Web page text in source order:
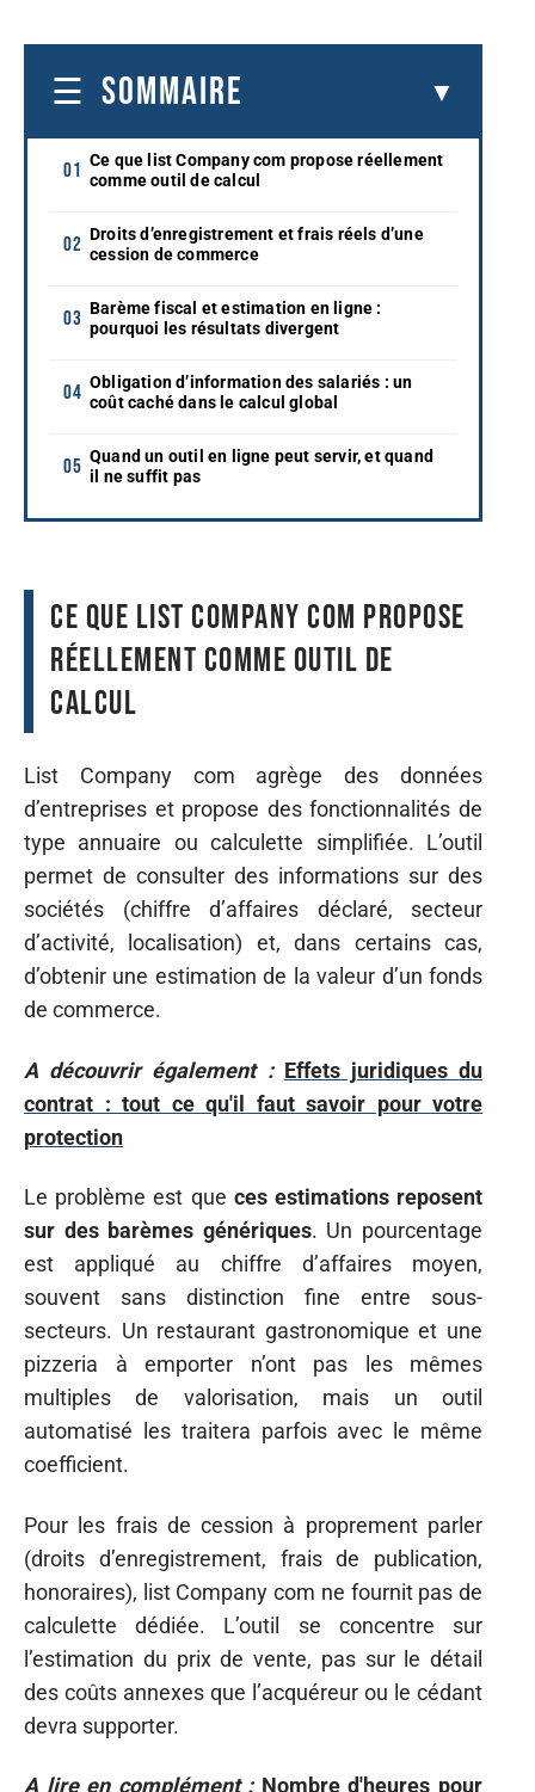
SOMMAIRE
Ce que list Company com propose réellement
comme outil de calcul
Droits d’enregistrement et frais réels d’une
cession de commerce
Barème fiscal et estimation en ligne :
pourquoi les résultats divergent
Obligation d’information des salariés : un
coût caché dans le calcul global
Quand un outil en ligne peut servir, et quand
il ne suffit pas
Ce que list Company com propose
réellement comme outil de
calcul
List Company com agrège des données
d’entreprises et propose des fonctionnalités de
type annuaire ou calculette simplifiée. L’outil
permet de consulter des informations sur des
sociétés (chiffre d’affaires déclaré, secteur
d’activité, localisation) et, dans certains cas,
d’obtenir une estimation de la valeur d’un fonds
de commerce.
A découvrir également : Effets juridiques du
contrat : tout ce qu'il faut savoir pour votre
protection
Le problème est que ces estimations reposent
sur des barèmes génériques. Un pourcentage
est appliqué au chiffre d’affaires moyen,
souvent sans distinction fine entre sous-
secteurs. Un restaurant gastronomique et une
pizzeria à emporter n’ont pas les mêmes
multiples de valorisation, mais un outil
automatisé les traitera parfois avec le même
coefficient.
Pour les frais de cession à proprement parler
(droits d’enregistrement, frais de publication,
honoraires), list Company com ne fournit pas de
calculette dédiée. L’outil se concentre sur
l’estimation du prix de vente, pas sur le détail
des coûts annexes que l’acquéreur ou le cédant
devra supporter.
A lire en complément : Nombre d'heures pour